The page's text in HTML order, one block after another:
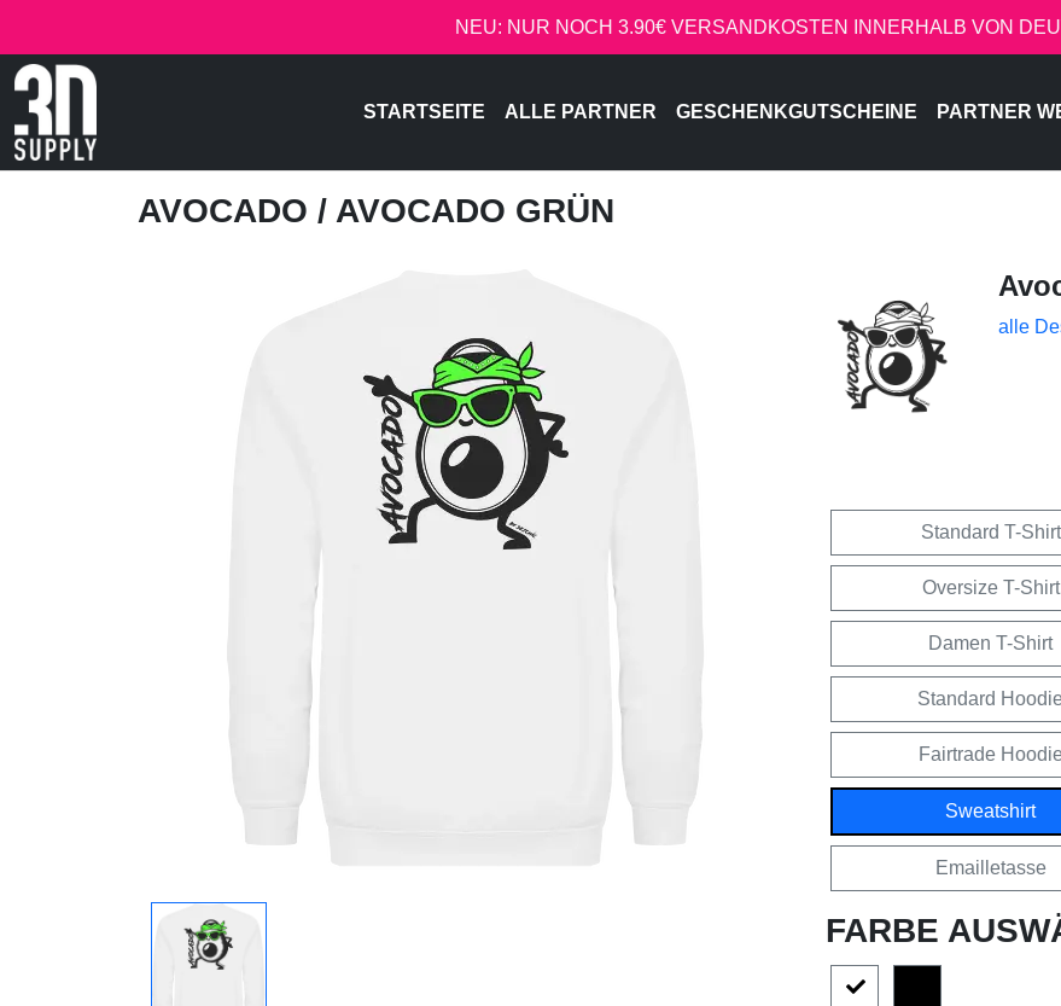
NEU: NUR NOCH 3.90€ VERSANDKOSTEN INNERHALB VON
STARTSEITE ALLE PARTNER GESCHENKGUTSCHEINE PARTNER
AVOCADO / AVOCADO GRÜN
alle
Standard T-Shirt
Oversize T-Shirt
Damen T-Shirt
Standard
Fairtrade
Sweatshirt
Emailletasse
FARBE